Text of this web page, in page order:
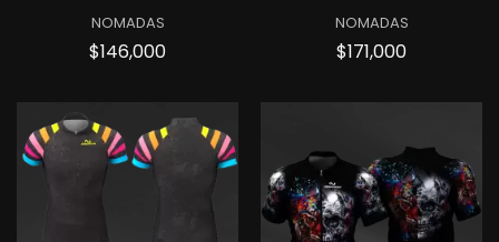
NOMADAS
$146,000Precio
NOMADAS
$171,000Precio